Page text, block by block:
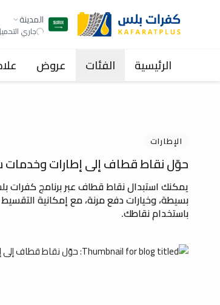
المدينة
جاري
الرئيسية الفئات عروض
الإطارات
حوّل نقاط قطاف إلى إطارات
يمكنك استبدال نقاط قطاف عبر برنامج
باستخدام نقاطك.